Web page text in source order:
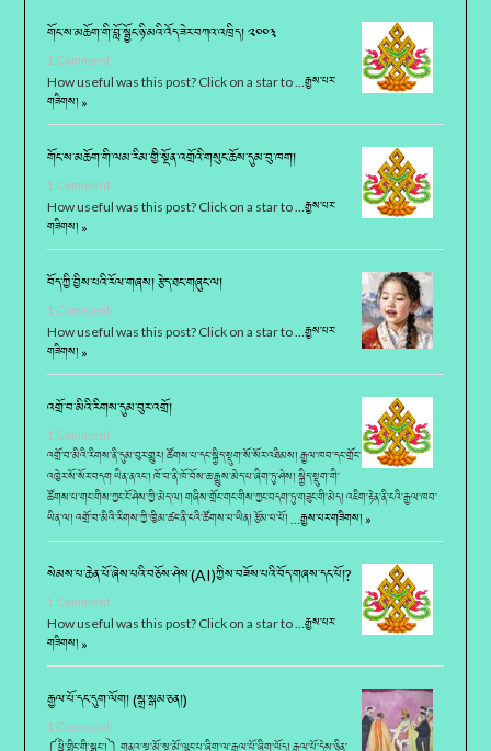
གོང་ས་མཆོག་གི་བློ་སྦྱོང་ཉི་མའི་འོད་ཟེར་བཀའ་འཁྲིད། ༢༠༠༣
1 Comment
How useful was this post? Click on a star to …རྒྱས་པར་
གཟིགས། »
གོང་ས་མཆོག་གི་ལམ་རིམ་གྱི་སྔོན་འགྲོའི་གསུང་ཆོས་དུམ་བུ་ཁག།
1 Comment
How useful was this post? Click on a star to …རྒྱས་པར་
གཟིགས། »
བོད་ཀྱི་བྱིས་པའི་རོལ་གཞས། རྩེད་ཐང་གཞུང་ལ།
1 Comment
How useful was this post? Click on a star to …རྒྱས་པར་
གཟིགས། »
འགྲོ་བ་མིའི་རིགས་དུམ་བུར་འགྲོ།
1 Comment
འགྲོ་བ་མིའི་རིགས་ནི་དུམ་བུར་གྱུར། ཚོགས་པ་དང་སྐྱིད་སྡུག་སོ་སོར་འཐིམས། རྒྱལ་ཁབ་དང་གྲོང་
འཁྱེར་སོ་སོར་བདག ཡིན་ནའང་། ཁོ་བ་ནི་ཁོ་བོས་ཆ་རྒྱུས་མེད་པ་ཞིག་ཏུ་ཤེས། སྐྱིད་སྡུག་གི་
ཚོགས་པ་གང་གིས་ཀྱང་ངོ་ཤེས་ཀྱི་མེད་ལ། གཞིས་གྲོང་གང་གིས་ཀྱང་བདག་ཏུ་གཟུང་གི་མེད། འཇིག་རྟེན་ནི་ངའི་རྒྱལ་ཁབ་
ཡིན་ལ། འགྲོ་བ་མིའི་རིགས་ཀྱི་ཁྱིམ་ཚང་ནི་ངའི་ཚོགས་པ་ཡིན། རྩོམ་པ་པོ། …རྒྱས་པར་གཟིགས། »
སེམས་པ་ཆེན་པོ་ཞེས་པའི་བཅོས་ཤེས་(AI)ཀྱིས་བཟོས་པའི་བོད་གཞས་དང་པོ།?
1 Comment
How useful was this post? Click on a star to …རྒྱས་པར་
གཟིགས། »
རྒྱལ་པོ་དང་དུག་ལོག། (སྒྲ་སྒམ་ཅན།)
1 Comment